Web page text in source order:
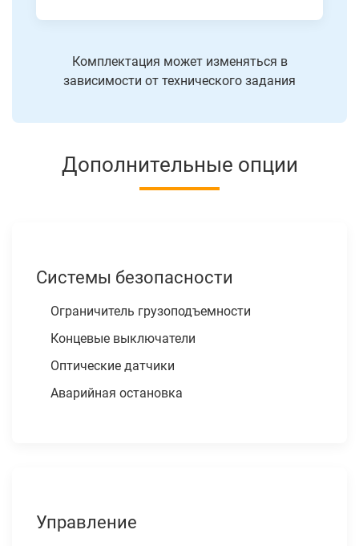
Комплектация может изменяться в
зависимости от технического задания
Дополнительные опции
Системы безопасности
Ограничитель грузоподъемности
Концевые выключатели
Оптические датчики
Аварийная остановка
Управление